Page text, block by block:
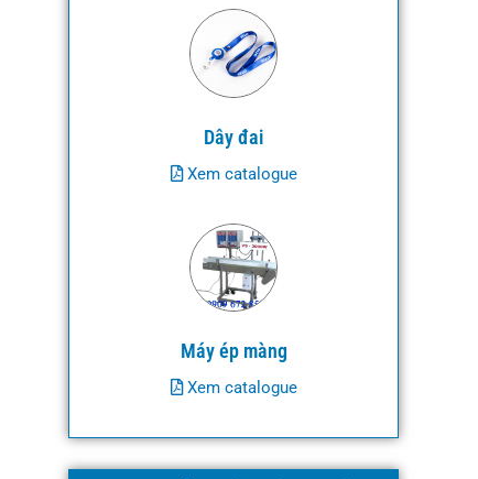
Dây đai
Xem catalogue
Máy ép màng
Xem catalogue